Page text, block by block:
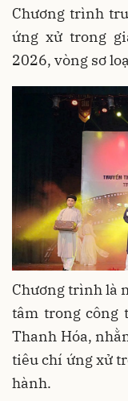
Chương trình
ứng xử trong
2026, vòng sơ
Chương trình là
tâm trong công
Thanh Hóa,
tiêu chí ứng xử
hành.